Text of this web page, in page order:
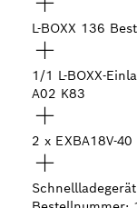
L-BOXX 136
1/1 L-BOXX-
A02 K83
2 x EXBA18V-40